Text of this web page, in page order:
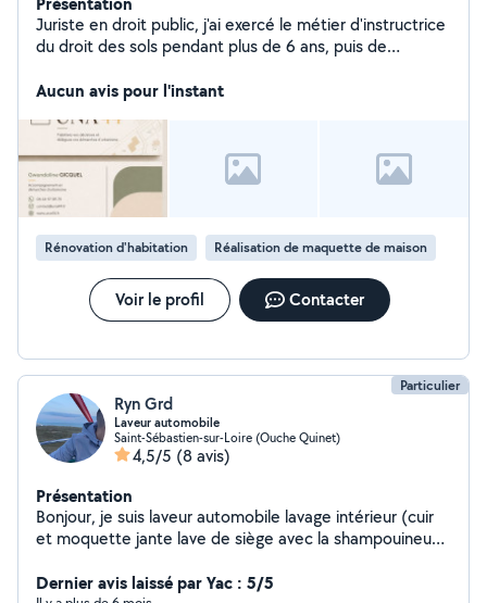
Juriste en droit public, j'ai exercé le métier d'instructrice
du droit des sols pendant plus de 6 ans, puis de
complexité croissante, j'ai décidé de créer ma société
domaine, n'hésitez pas à me contacter je me suis
formée en dessin DAO pour la réalisation de plans 2d et
3d.
Aucun avis pour l'instant
Rénovation d'habitation Réalisation de maquette de maison
Voir le profil Contacter
Particulier
Ryn Grd
Laveur automobile
Saint-Sébastien-sur-Loire (Ouche Quinet)
4,5/5 (8 avis)
Présentation
Bonjour, je suis laveur automobile lavage intérieur (cuir
et moquette jante lave de siège avec la shampouineuse
Dernier avis laissé par Yac : 5/5